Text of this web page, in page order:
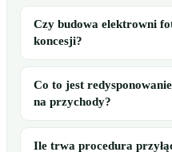
Czy budowa elektrowni
koncesji?
Co to jest
na przychody?
Ile trwa procedura